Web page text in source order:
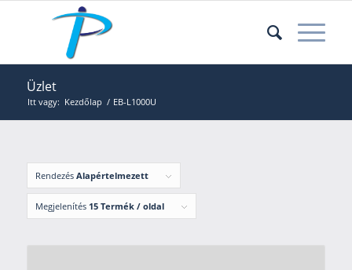
Üzlet
Itt vagy: Kezdőlap / EB-L1000U
Rendezés Alapértelmezett
Megjelenítés 15 Termék / oldal